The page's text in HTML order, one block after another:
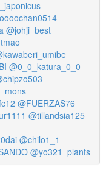
@johji_best
@0_0_katura_0_0
@FUERZAS76
@tillandsia125
@chilo1_1
@yo321_plants